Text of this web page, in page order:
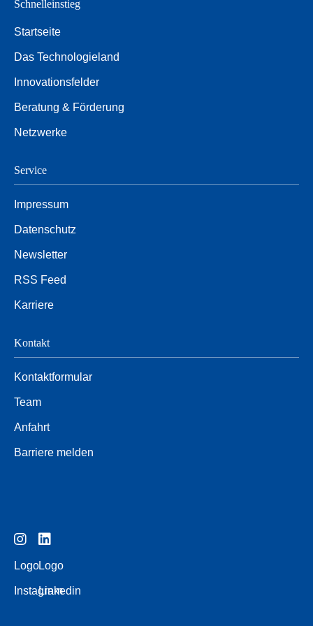
Schnelleinstieg
Startseite
Das Technologieland
Innovationsfelder
Beratung & Förderung
Netzwerke
Service
Impressum
Datenschutz
Newsletter
RSS Feed
Karriere
Kontakt
Kontaktformular
Team
Anfahrt
Barriere melden
Logo
Instagram
Logo
Linkedin